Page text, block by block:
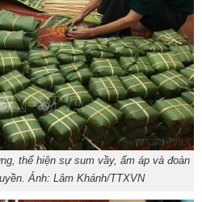
thể hiện sự sum vầy, ấm áp và đoàn
Ảnh: Lâm Khánh/TTXVN